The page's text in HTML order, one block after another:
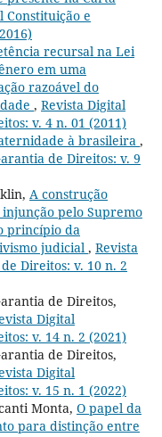
Constituição e
recursal na Lei
em uma
razoável do
, Revista Digital
v. 4 n. 01 (2011)
à brasileira ,
de Direitos: v. 9
A construção
pelo Supremo
princípio da
judicial , Revista
Direitos: v. 10 n. 2
de Direitos,
Digital
v. 14 n. 2 (2021)
de Direitos,
Digital
v. 15 n. 1 (2022)
Monta, O papel da
para distinção entre